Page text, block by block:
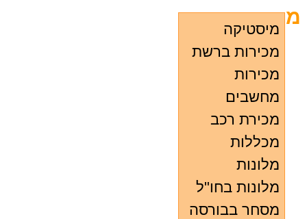
מ
מיסטיקה
מכירות ברשת
מכירות
מחשבים
מכירת רכב
מכללות
מלונות
מלונות בחו"ל
מסחר בבורסה